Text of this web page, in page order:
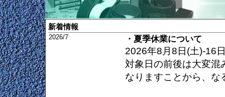
新着情報
2026/7 ・夏季休業について
2026年8月8日(土)-16
対象日の前後は大変混
なりますことから、な